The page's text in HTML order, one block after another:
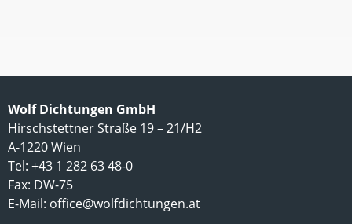
Wolf Dichtungen GmbH
Hirschstettner Straße 19 – 21/H2
A-1220 Wien
Tel: +43 1 282 63 48-0
Fax: DW-75
E-Mail: office@wolfdichtungen.at